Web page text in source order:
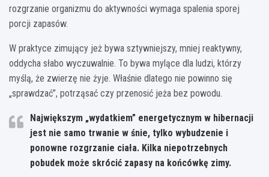
rozgrzanie organizmu do aktywności wymaga spalenia sporej
porcji zapasów.
W praktyce zimujący jeż bywa sztywniejszy, mniej reaktywny,
oddycha słabo wyczuwalnie. To bywa mylące dla ludzi, którzy
myślą, że zwierzę nie żyje. Właśnie dlatego nie powinno się
„sprawdzać”, potrząsać czy przenosić jeża bez powodu.
Największym „wydatkiem” energetycznym w hibernacji
jest nie samo trwanie w śnie, tylko wybudzenie i
ponowne rozgrzanie ciała. Kilka niepotrzebnych
pobudek może skrócić zapasy na końcówkę zimy.